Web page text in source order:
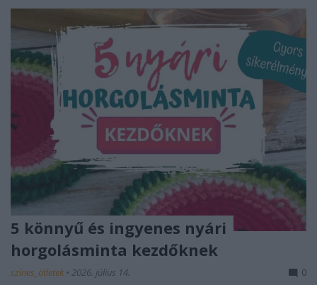
5 könnyű és ingyenes nyári
horgolásminta kezdőknek
színes_ötletek • 2026. július 14. 0